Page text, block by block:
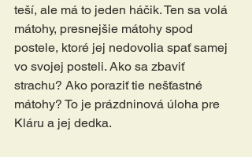
teší, ale má to jeden háčik. Ten sa volá
mátohy, presnejšie mátohy spod
postele, ktoré jej nedovolia spať samej
vo svojej posteli. Ako sa zbaviť
strachu? Ako poraziť tie nešťastné
mátohy? To je prázdninová úloha pre
Kláru a jej dedka.